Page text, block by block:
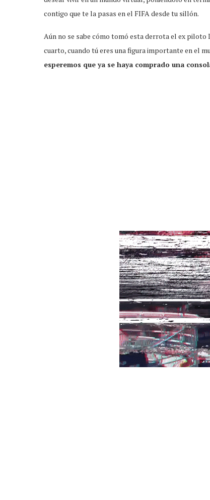
contigo que te la pasas en el FIFA desde tu sillón.
Aún no se sabe cómo tomó esta derrota el ex piloto
cuarto, cuando tú eres una figura importante en el
esperemos que ya se haya comprado una